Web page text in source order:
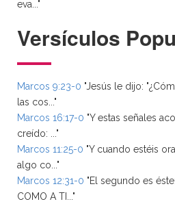
eva..."
Versículos
Marcos 9:23-0 "Jesús le dijo:
las cos..."
Marcos 16:17-0 "Y estas señales
creído: ..."
Marcos 11:25-0 "Y cuando estéis
algo co..."
Marcos 12:31-0 "El segundo es
COMO A TI..."